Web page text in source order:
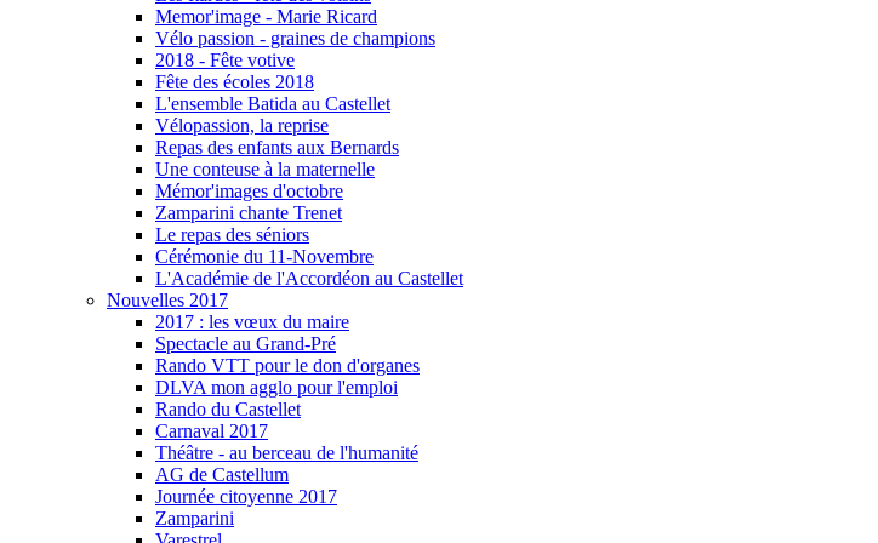
Memor'image - Marie Ricard
Vélo passion - graines de champions
2018 - Fête votive
Fête des écoles 2018
L'ensemble Batida au Castellet
Vélopassion, la reprise
Repas des enfants aux Bernards
Une conteuse à la maternelle
Mémor'images d'octobre
Zamparini chante Trenet
Le repas des séniors
Cérémonie du 11-Novembre
L'Académie de l'Accordéon au Castellet
Nouvelles 2017
2017 : les vœux du maire
Spectacle au Grand-Pré
Rando VTT pour le don d'organes
DLVA mon agglo pour l'emploi
Rando du Castellet
Carnaval 2017
Théâtre - au berceau de l'humanité
AG de Castellum
Journée citoyenne 2017
Zamparini